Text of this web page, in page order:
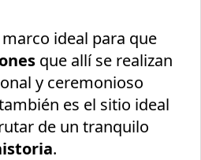
ideal para que
que allí se realizan
y ceremonioso
es el sitio ideal
de un tranquilo
.